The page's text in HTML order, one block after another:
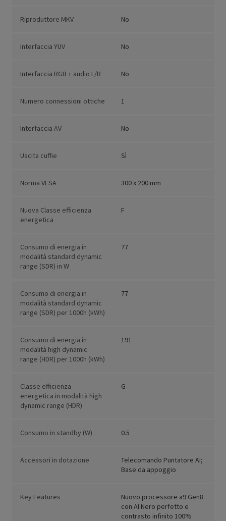
Riproduttore MKV No
Interfaccia YUV No
Interfaccia RGB + audio L/R No
Numero connessioni ottiche 1
Interfaccia AV No
Uscita cuffie Sì
Norma VESA 300 x 200 mm
Nuova Classe efficienza
energetica
F
Consumo di energia in
modalità standard dynamic
range (SDR) in W
77
Consumo di energia in
modalità standard dynamic
range (SDR) per 1000h (kWh)
77
Consumo di energia in
modalità high dynamic
range (HDR) per 1000h (kWh)
191
Classe efficienza
energetica in modalità high
dynamic range (HDR)
G
Consumo in standby (W) 0.5
Accessori in dotazione
Telecomando Puntatore AI;
Base da appoggio
Key Features
Nuovo processore a9 Gen8
con AI Nero perfetto e
contrasto infinito 100%